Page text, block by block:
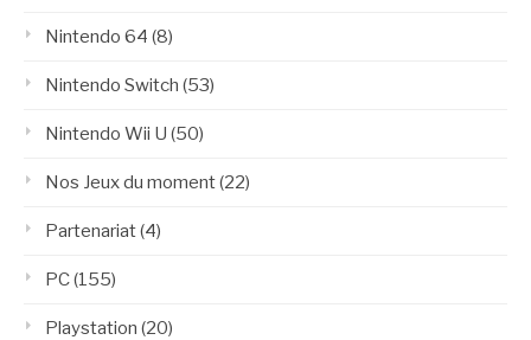
Nintendo 64 (8)
Nintendo Switch (53)
Nintendo Wii U (50)
Nos Jeux du moment(22)
Partenariat(4)
PC(155)
Playstation (20)